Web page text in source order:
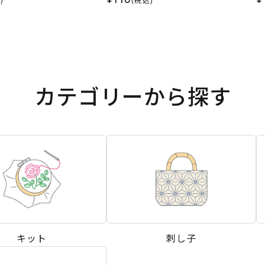
カテゴリーから探す
キット 刺し子